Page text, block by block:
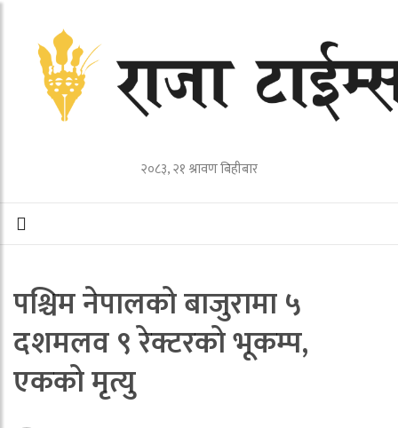
२०८३, २१ श्रावण बिहीबार
पश्चिम नेपालको बाजुरामा ५
दशमलव ९ रेक्टरको भूकम्प,
एकको मृत्यु